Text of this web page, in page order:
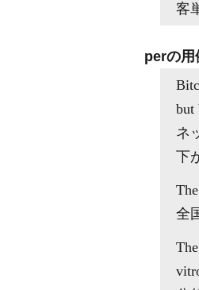
客
perの用
but
ネ
下
全